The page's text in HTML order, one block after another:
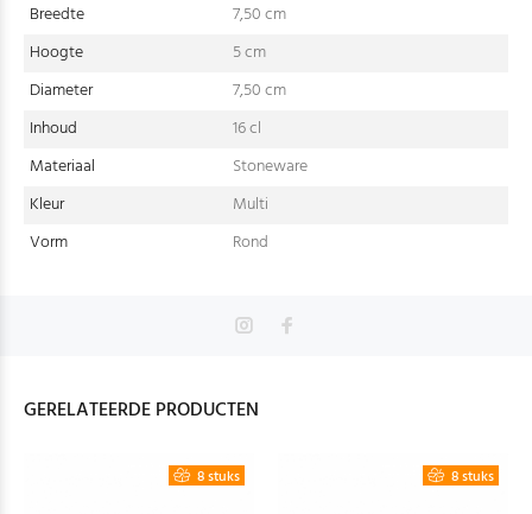
Breedte
7,50 cm
Hoogte
5 cm
Diameter
7,50 cm
Inhoud
16 cl
Materiaal
Stoneware
Kleur
Multi
Vorm
Rond
GERELATEERDE PRODUCTEN
8 stuks 8 stuks